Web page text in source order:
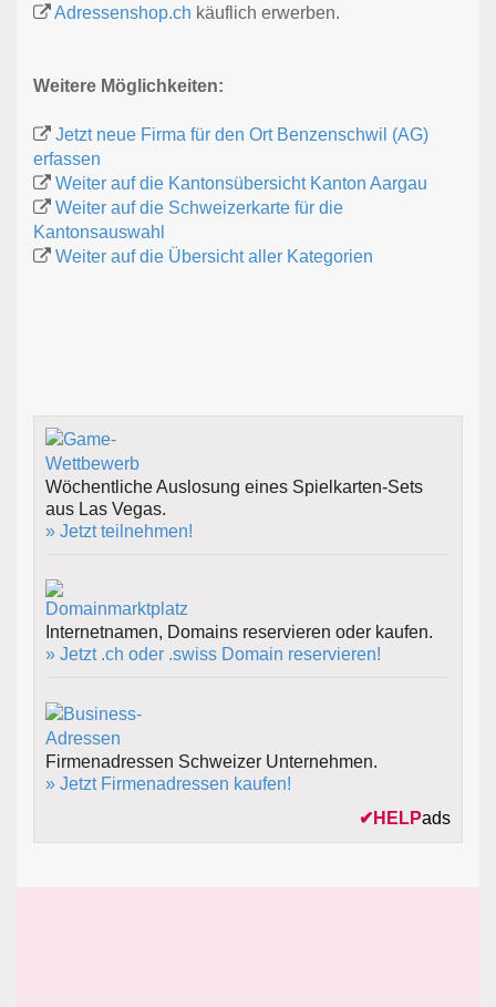
Adressenshop.ch käuflich erwerben.
Weitere Möglichkeiten:
Jetzt neue Firma für den Ort Benzenschwil (AG)
erfassen
Weiter auf die Kantonsübersicht Kanton Aargau
Weiter auf die Schweizerkarte für die
Kantonsauswahl
Weiter auf die Übersicht aller Kategorien
Wöchentliche Auslosung eines Spielkarten-Sets
aus Las Vegas.
» Jetzt teilnehmen!
Internetnamen, Domains reservieren oder kaufen.
» Jetzt .ch oder .swiss Domain reservieren!
Firmenadressen Schweizer Unternehmen.
» Jetzt Firmenadressen kaufen!
✔ HELPads